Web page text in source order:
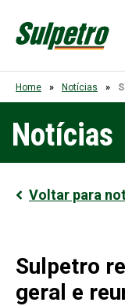
Home Notícias
Notícias
Voltar para
Sulpetro
geral e